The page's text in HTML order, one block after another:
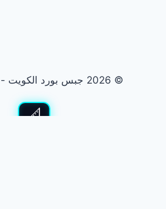
© 2026 جبس بورد الكويت - الفن الحديث